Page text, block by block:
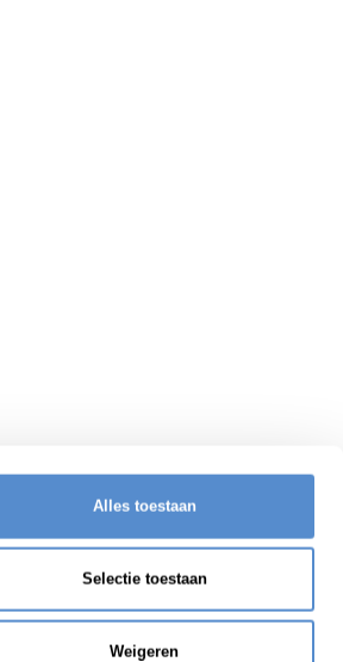
Alles toestaan
Selectie toestaan
Weigeren